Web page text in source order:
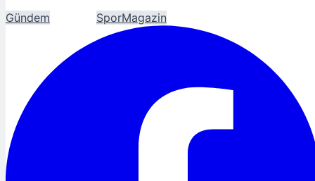
Gündem
SporMagazin